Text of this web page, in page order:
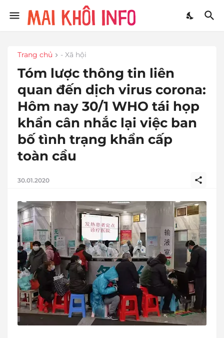
Trang chủ - Xã hội
Tóm lược thông tin liên
quan đến dịch virus corona:
Hôm nay 30/1 WHO tái họp
khẩn cân nhắc lại việc ban
bố tình trạng khẩn cấp
toàn cầu
30.01.2020